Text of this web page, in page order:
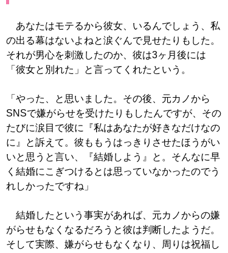
あなたはモテるから彼女、いるんでしょう、私
の出る幕はないよねと涙ぐんで見せたりもした。
それが男心を刺激したのか、彼は3ヶ月後には
「彼女と別れた」と言ってくれたという。
「やった、と思いました。その後、元カノから
SNSで嫌がらせを受けたりもしたんですが、その
たびに涙目で彼に『私はあなたが好きなだけなの
に』と訴えて。彼ももうはっきりさせたほうがい
いと思うと言い、『結婚しよう』と。そんなに早
く結婚にこぎつけるとは思っていなかったのでう
れしかったですね」
結婚したという事実があれば、元カノからの嫌
がらせもなくなるだろうと彼は判断したようだ。
そして実際、嫌がらせもなくなり、周りは祝福し